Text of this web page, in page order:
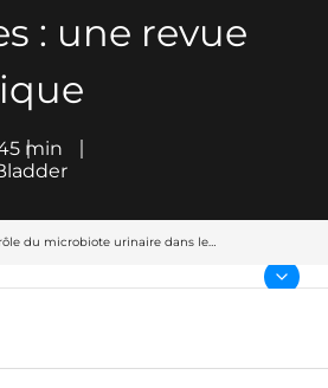
: une revue
5 min
du microbiote urinaire dans le
revue systématique